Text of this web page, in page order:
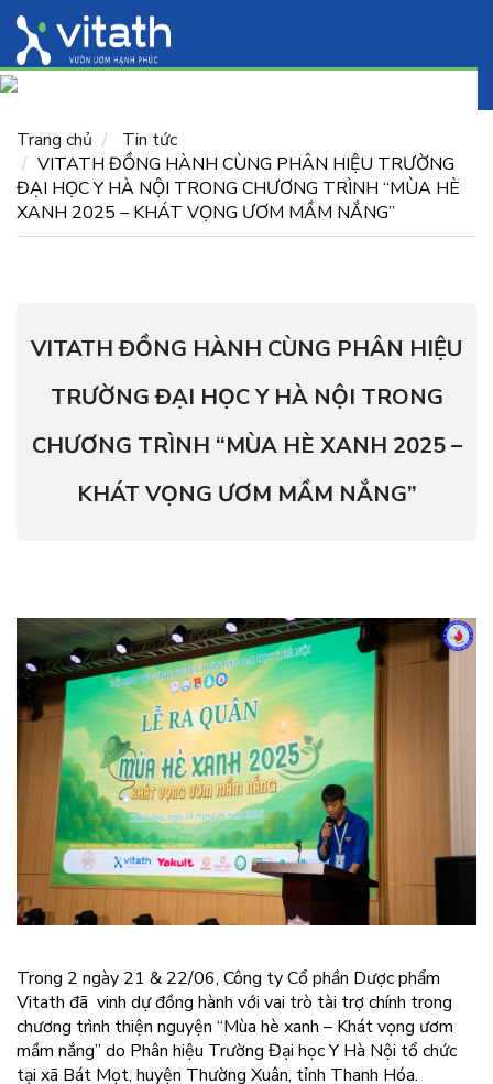
Trang chủ
Tin tức
VITATH ĐỒNG HÀNH CÙNG PHÂN HIỆU TRƯỜNG
ĐẠI HỌC Y HÀ NỘI TRONG CHƯƠNG TRÌNH “MÙA HÈ
XANH 2025 – KHÁT VỌNG ƯƠM MẦM NẮNG”
VITATH ĐỒNG HÀNH CÙNG PHÂN HIỆU
TRƯỜNG ĐẠI HỌC Y HÀ NỘI TRONG
CHƯƠNG TRÌNH “MÙA HÈ XANH 2025 –
KHÁT VỌNG ƯƠM MẦM NẮNG”
Trong 2 ngày 21 & 22/06, Công ty Cổ phần Dược phẩm
Vitath đã vinh dự đồng hành với vai trò tài trợ chính trong
chương trình thiện nguyện “Mùa hè xanh – Khát vọng ươm
mầm nắng” do Phân hiệu Trường Đại học Y Hà Nội tổ chức
tại xã Bát Mọt, huyện Thường Xuân, tỉnh Thanh Hóa.